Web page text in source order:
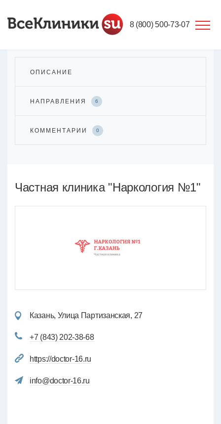
8 (800) 500-73-07
ОПИСАНИЕ
НАПРАВЛЕНИЯ 6
КОММЕНТАРИИ 0
Частная клиника "Наркология №1"
Казань, Улица Партизанская, 27
+7 (843) 202-38-68
https://doctor-16.ru
info@doctor-16.ru